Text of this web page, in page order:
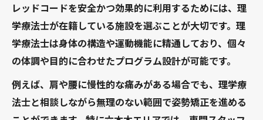
レッドコードを安全かつ効果的に利用するためには、理
学療法士が在籍している施設を選ぶことが大切です。理
学療法士は身体の構造や運動機能に精通しており、個々
の体調や目的に合わせたプログラム設計が可能です。
例えば、肩や腰に慢性的な痛みがある場合でも、理学療
法士と相談しながら無理のない範囲で姿勢矯正を進める